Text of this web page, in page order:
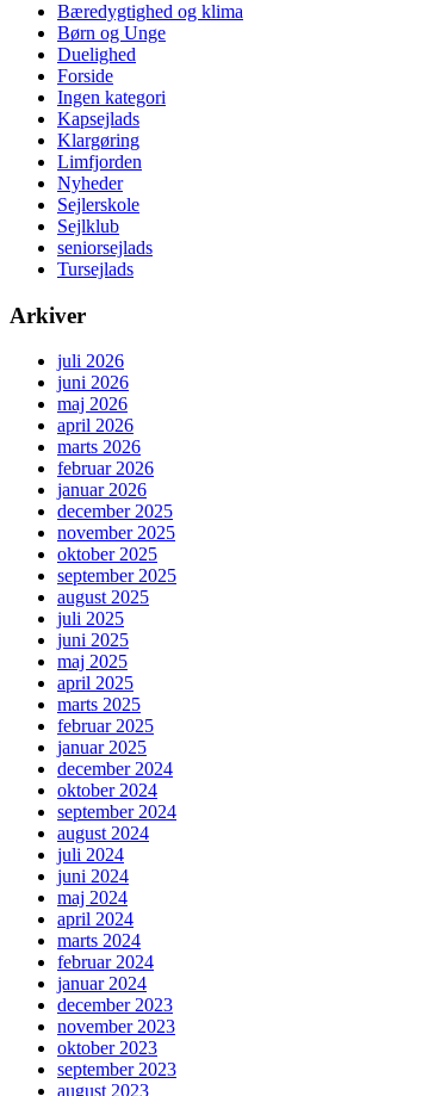
Bæredygtighed og klima
Børn og Unge
Duelighed
Forside
Ingen kategori
Kapsejlads
Klargøring
Limfjorden
Nyheder
Sejlerskole
Sejlklub
seniorsejlads
Tursejlads
Arkiver
juli 2026
juni 2026
maj 2026
april 2026
marts 2026
februar 2026
januar 2026
december 2025
november 2025
oktober 2025
september 2025
august 2025
juli 2025
juni 2025
maj 2025
april 2025
marts 2025
februar 2025
januar 2025
december 2024
oktober 2024
september 2024
august 2024
juli 2024
juni 2024
maj 2024
april 2024
marts 2024
februar 2024
januar 2024
december 2023
november 2023
oktober 2023
september 2023
august 2023